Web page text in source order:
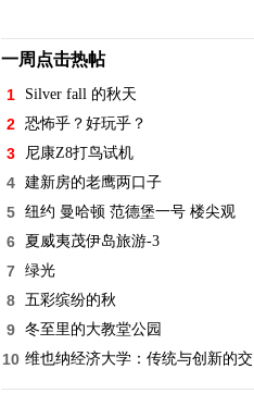
一周点击热帖
1 Silver fall 的秋天
2 恐怖乎？好玩乎？
3 尼康Z8打鸟试机
4 建新房的老鹰两口子
5 纽约 曼哈顿 范德堡一号 楼尖观
6 夏威夷茂伊岛旅游-3
7 绿光
8 五彩缤纷的秋
9 冬至里的大教堂公园
10 维也纳经济大学：传统与创新的交